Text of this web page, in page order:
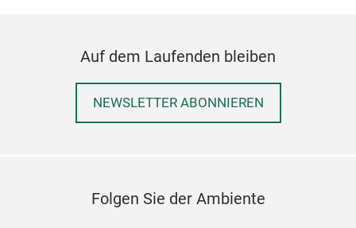
Auf dem Laufenden bleiben
NEWSLETTER ABONNIEREN
Folgen Sie der Ambiente